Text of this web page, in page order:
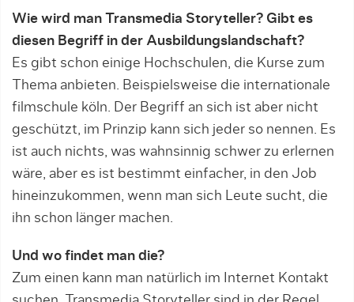
Wie wird man Transmedia Storyteller? Gibt es
diesen Begriff in der Ausbildungslandschaft?
Es gibt schon einige Hochschulen, die Kurse zum
Thema an­bieten. Beispielsweise die internationale
film­schu­le köln. Der Begriff an sich ist aber nicht
geschützt, im Prinzip kann sich jeder so nennen. Es
ist auch nichts, was wahnsinnig schwer zu erlernen
wäre, aber es ist bestimmt einfacher, in den Job
hineinzukommen, wenn man sich Leute sucht, die
ihn schon länger machen.
Und wo findet man die?
Zum einen kann man natürlich im Internet Kontakt